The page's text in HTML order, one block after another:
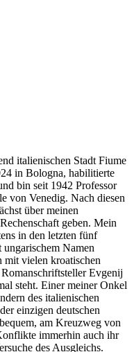
italienischen Stadt Fiume
in Bologna, habilitierte
bin seit 1942 Professor
von Venedig. Nach diesen
über meinen
geben. Mein
in den letzten fünf
ungarischem Namen
mit vielen kroatischen
Evgenij
steht. Einer meiner Onkel
des italienischen
einzigen deutschen
am Kreuzweg von
immerhin auch ihr
des Ausgleichs.